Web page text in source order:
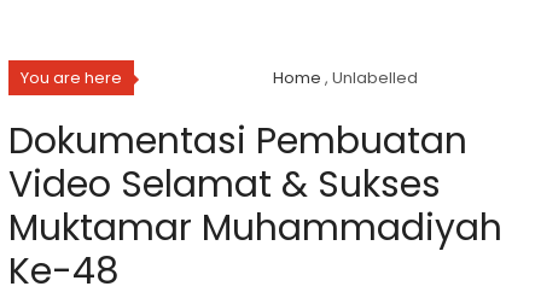
You are here Home , Unlabelled
Dokumentasi Pembuatan
Video Selamat & Sukses
Muktamar Muhammadiyah
Ke-48